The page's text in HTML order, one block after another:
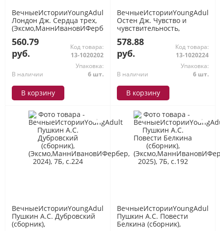
ВечныеИсторииYoungAdult
Лондон Дж. Сердца трех,
(Эксмо,МаннИвановИФербер,
560.79
руб.
Код товара:
13-1020202
В наличии
Упаковка:
6 шт.
В корзину
ВечныеИсторииYoungAdult
Остен Дж. Чувство и
чувствительность,
2025), 7Б, c.416
578.88
руб.
Код товара:
13-1020224
В наличии
Упаковка:
6 шт.
В корзину
ВечныеИсторииYoungAdult
Пушкин А.С. Дубровский
(сборник),
ВечныеИсторииYoungAdult
Пушкин А.С. Повести
Белкина (сборник),